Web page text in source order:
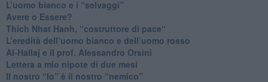
​L’uomo bianco e i “selvaggi”
​Avere o Essere?
​Thich Nhat Hanh, “costruttore di pace“
​L’eredità dell’uomo bianco e dell’uomo rosso
Al-Hallaj e il prof. Alessandro Orsini
​Lettera a mio nipote di due mesi
​Il nostro “Io” è il nostro “nemico”